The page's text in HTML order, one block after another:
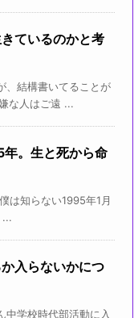
ているのかと考
、結構書いてることが
な人はご遠 ...
。生と死から命
は知らない1995年1月
...
入らないかにつ
学校時代部活動に入